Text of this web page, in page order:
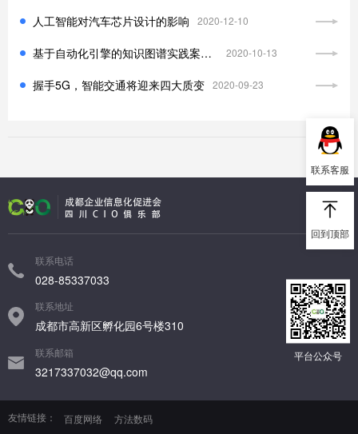
信息安全 工业软件
人工智能 数字孪生
两化融合 物联网 企业管理
人工智能对汽车芯片设计的影响 2020-12-10
基于自动化引擎的知识图谱实践案例分享 2020-10-13
握手5G，智能交通将迎来四大质变 2020-09-23
联系电话
028-85337033
联系地址
成都市高新区孵化园6号楼310
联系邮箱
3217337032@qq.com
平台公众号
友情链接： 百度网络 方法数码
联系客服
回到顶部